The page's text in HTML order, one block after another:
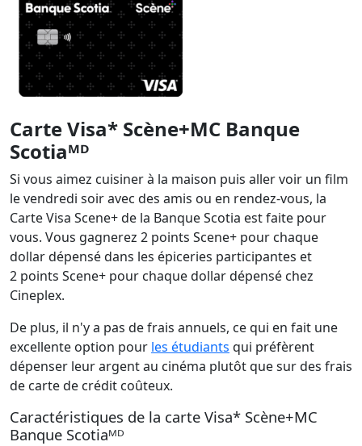
Carte Visa* Scène+MC Banque
Scotiaᴹᴰ
Si vous aimez cuisiner à la maison puis aller voir un film
le vendredi soir avec des amis ou en rendez-vous, la
Carte Visa Scene+ de la Banque Scotia est faite pour
vous. Vous gagnerez 2 points Scene+ pour chaque
dollar dépensé dans les épiceries participantes et
2 points Scene+ pour chaque dollar dépensé chez
Cineplex.
De plus, il n'y a pas de frais annuels, ce qui en fait une
excellente option pour les étudiants qui préfèrent
dépenser leur argent au cinéma plutôt que sur des frais
de carte de crédit coûteux.
Caractéristiques de la carte Visa* Scène+MC
Banque Scotiaᴹᴰ